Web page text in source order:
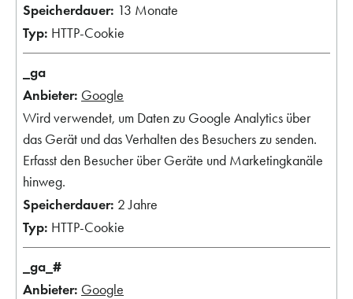
13 Monate
HTTP-Cookie
_ga
Google
Wird verwendet, um Daten zu Google Analytics über
das Gerät und das Verhalten des Besuchers zu senden.
Erfasst den Besucher über Geräte und Marketingkanäle
hinweg.
2 Jahre
HTTP-Cookie
_ga_#
Google